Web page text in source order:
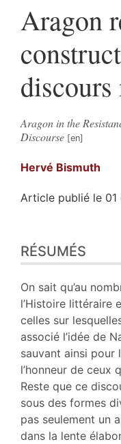
Aragon
Aragon in the
Discourse
Hervé Bismuth
Article publié le 01
Index
Plan
Texte
Bibliographie
Notes
Citer cet article
Auteur
RÉSUMÉS
On sait qu’au
l’Histoire littéraire
celles sur
associé l’idée de
sauvant ainsi pour
l’honneur de ceux
Reste que ce
sous des formes
pas seulement un
dans la lente